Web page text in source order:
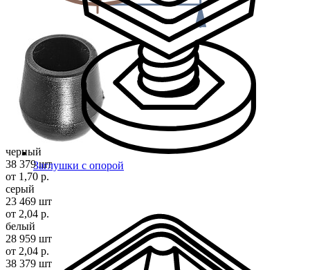
Заглушки с опорой
черный
38 379 шт
от 1,70 р.
серый
23 469 шт
от 2,04 р.
белый
28 959 шт
от 2,04 р.
38 379 шт